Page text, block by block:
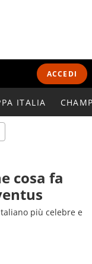
ACCEDI
ITALIA
cosa fa
più celebre e